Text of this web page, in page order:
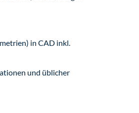
in CAD inkl.
und üblicher